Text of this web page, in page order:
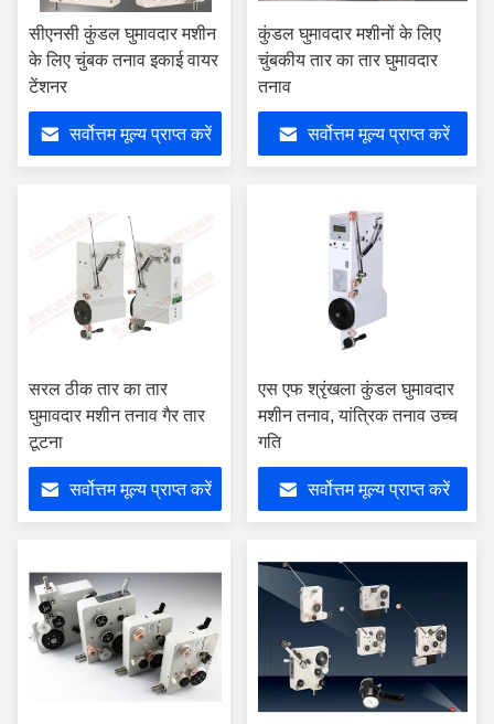
सीएनसी कुंडल घुमावदार मशीन
के लिए चुंबक तनाव इकाई वायर
टेंशनर
सर्वोत्तम मूल्य प्राप्त करें
कुंडल घुमावदार मशीनों के लिए
चुंबकीय तार का तार घुमावदार
तनाव
सर्वोत्तम मूल्य प्राप्त करें
सरल ठीक तार का तार
घुमावदार मशीन तनाव गैर तार
टूटना
सर्वोत्तम मूल्य प्राप्त करें
एस एफ श्रृंखला कुंडल घुमावदार
मशीन तनाव, यांत्रिक तनाव उच्च
गति
सर्वोत्तम मूल्य प्राप्त करें